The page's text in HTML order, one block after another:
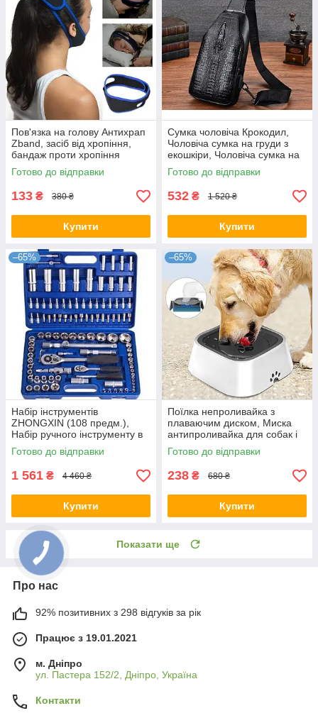
Пов'язка на голову Антихрап
Zband, засіб від хропіння,
бандаж проти хропіння
Готово до відправки
133 ₴ 380 ₴
Купити
Сумка чоловіча Крокодил,
Чоловіча сумка на груди з
екошкіри, Чоловіча сумка на
груди
Готово до відправки
532 ₴ 1 520 ₴
Купити
–65%
Набір інструментів
ZHONGXIN (108 предм.),
Набір ручного інструменту в
кейсі
Готово до відправки
1 561 ₴ 4 460 ₴
Купити
–65%
Поїлка непроливайка з
плаваючим диском, Миска
антипроливайка для собак і
котів, Миска для тварин
Готово до відправки
238 ₴ 680 ₴
Купити
Показати ще
Про нас
92% позитивних з 298 відгуків за рік
Працює з 19.01.2021
м. Дніпро
ул. Пастера 152/2, Дніпро, Україна
Контакти